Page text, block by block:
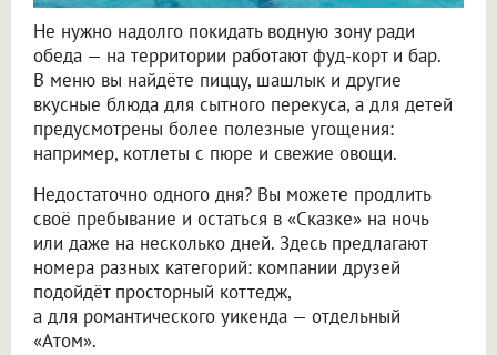
Не нужно надолго покидать водную зону ради
обеда — на территории работают фуд-корт и бар.
В меню вы найдёте пиццу, шашлык и другие
вкусные блюда для сытного перекуса, а для детей
предусмотрены более полезные угощения:
например, котлеты с пюре и свежие овощи.
Недостаточно одного дня? Вы можете продлить
своё пребывание и остаться в «Сказке» на ночь
или даже на несколько дней. Здесь предлагают
номера разных категорий: компании друзей
подойдёт просторный коттедж,
а для романтического уикенда — отдельный
«Атом».